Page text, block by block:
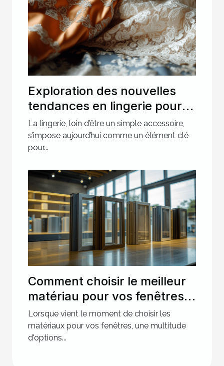
Exploration des nouvelles
tendances en lingerie pour
des soirées spéciales
La lingerie, loin d’être un simple accessoire,
s’impose aujourd’hui comme un élément clé
pour...
Comment choisir le meilleur
matériau pour vos fenêtres :
avantages et inconvénients
Lorsque vient le moment de choisir les
matériaux pour vos fenêtres, une multitude
d'options...